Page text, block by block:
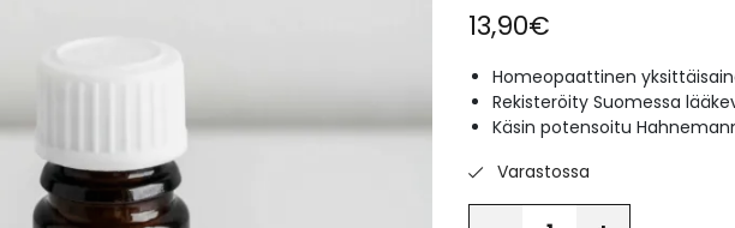
13,90€
Homeopaattinen
Rekisteröity Suomessa
Käsin potensoitu
Varastossa